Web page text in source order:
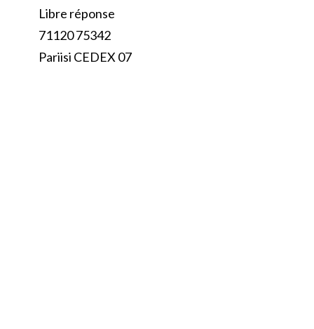
Libre réponse
71120 75342
Pariisi CEDEX 07